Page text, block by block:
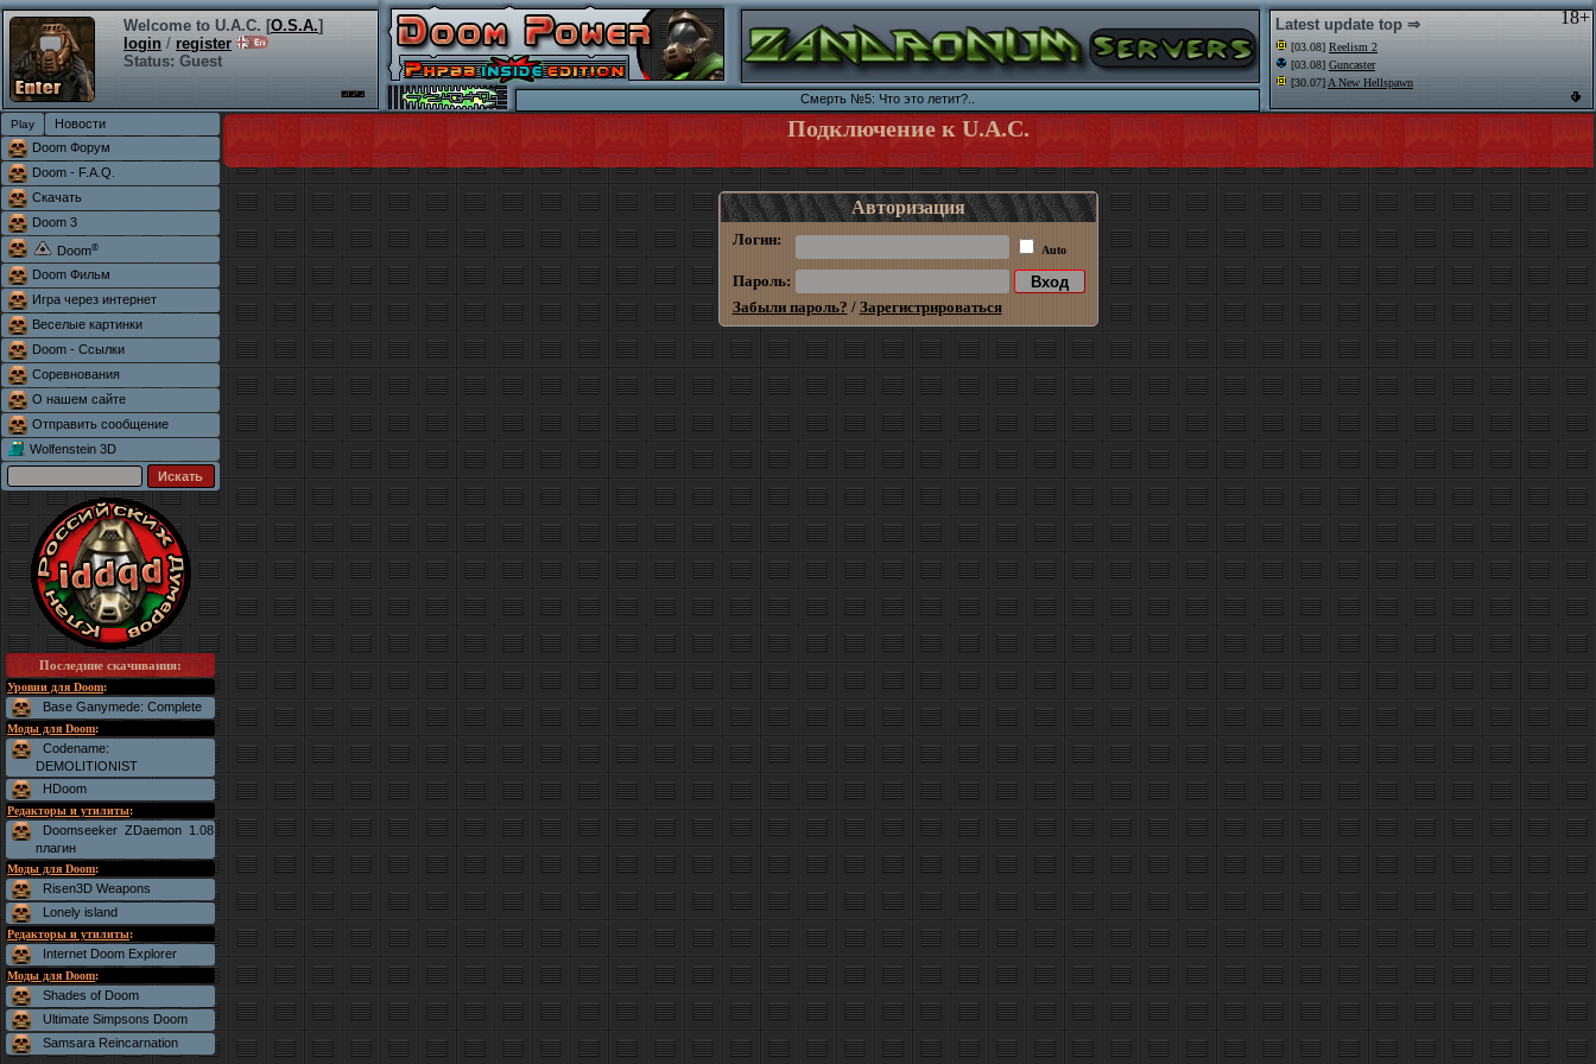
18+
Welcome to U.A.C. [O.S.A.]
login / register
Status: Guest
Latest update top ⇒
[03.08] Reelism 2
[03.08] Guncaster
[30.07] A New Hellspawn
Смерть №5: Что это летит?..
Новости
Doom Форум
Doom - F.A.Q.
Скачать
Doom 3
Doom®
Doom Фильм
Игра через интернет
Веселые картинки
Doom - Ссылки
Соревнования
О нашем сайте
Отправить сообщение
Wolfenstein 3D
Последние скачивания:
Уровни для Doom:
Base Ganymede: Complete
Моды для Doom:
Codename:
DEMOLITIONIST
HDoom
Редакторы и утилиты:
Doomseeker ZDaemon 1.08
плагин
Моды для Doom:
Risen3D Weapons
Lonely island
Редакторы и утилиты:
Internet Doom Explorer
Моды для Doom:
Shades of Doom
Ultimate Simpsons Doom
Samsara Reincarnation
Подключение к U.A.C.
Авторизация
Логин:
Auto
Пароль:
Забыли пароль? / Зарегистрироваться